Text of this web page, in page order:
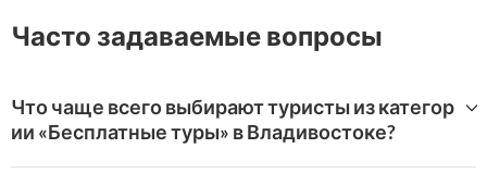
Часто задаваемые вопросы
Что чаще всего выбирают туристы из категор
ии «Бесплатные туры» в Владивостоке?